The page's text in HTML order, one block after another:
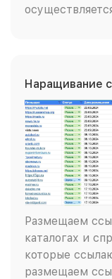
Наращивание
Размещаем
каталогах и
которые
размещаем